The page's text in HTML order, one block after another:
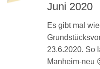
Juni 2020
Es gibt mal
23.6.2020. So
Manheim-neu